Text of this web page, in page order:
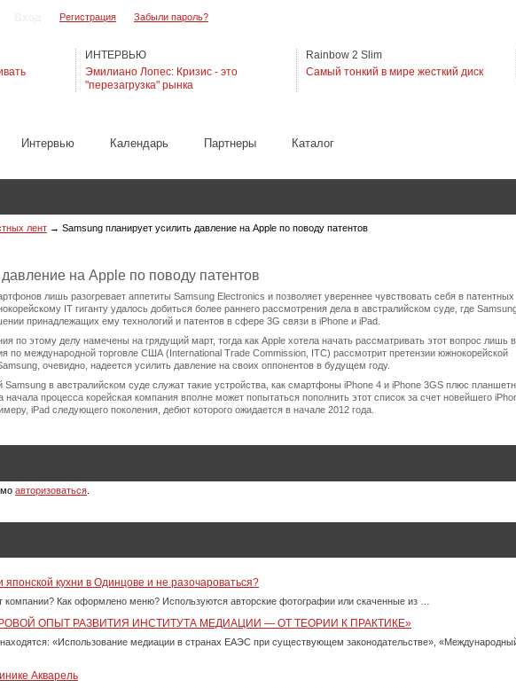
ИНТЕРВЬЮ
Эмилиано Лопес: Кризис - это
"перезагрузка" рынка
Rainbow 2 Slim
Самый тонкий в мире жесткий диск
Интервью Календарь Партнеры Каталог
Регистрация Забыли пароль?
лент → Samsung планирует усилить давление на Apple по поводу патентов
на Apple по поводу патентов
лишь разогревает аппетиты Samsung Electronics и позволяет увереннее чувствовать себя в патентных
IT гиганту удалось добиться более раннего рассмотрения дела в австралийском суде, где
принадлежащих ему технологий и патентов в сфере 3G связи в iPhone и iPad.
по этому делу намечены на грядущий март, тогда как Apple хотела начать рассматривать этот вопрос лишь в
по международной торговле США (International Trade Commission, ITC) рассмотрит претензии южнокорейской
очевидно, надеется усилить давление на своих оппонентов в будущем году.
в австралийском суде служат такие устройства, как смартфоны iPhone 4 и iPhone 3GS плюс
процесса корейская компания вполне может попытаться пополнить этот список за счет новейшего
iPad следующего поколения, дебют которого ожидается в начале 2012 года.
авторизоваться
японской кухни в Одинцове и не разочароваться?
компании? Как оформлено меню? Используются авторские фотографии или скаченные из …
ОПЫТ РАЗВИТИЯ ИНСТИТУТА МЕДИАЦИИ — ОТ ТЕОРИИ К ПРАКТИКЕ»
«Использование медиации в странах ЕАЭС при существующем законодательстве»,
Акварель